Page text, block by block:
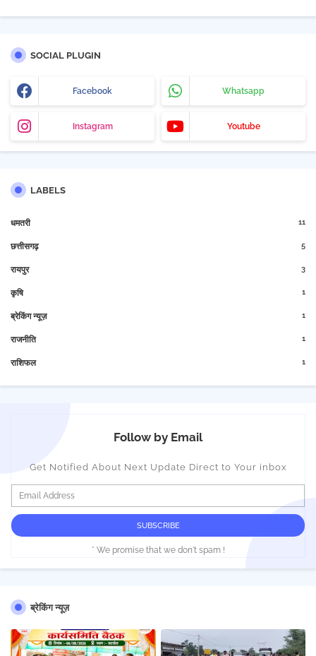
SOCIAL PLUGIN
Facebook Whatsapp
Instagram Youtube
LABELS
धमतरी 11
छत्तीसगढ़ 5
रायपुर 3
कृषि 1
ब्रेकिंग न्यूज़ 1
राजनीति 1
राशिफल 1
Follow by Email
Get Notified About Next Update Direct to Your inbox
* We promise that we don't spam !
ब्रेकिंग न्यूज़